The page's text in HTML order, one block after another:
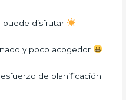
puede disfrutar
y poco acogedor
de planificación